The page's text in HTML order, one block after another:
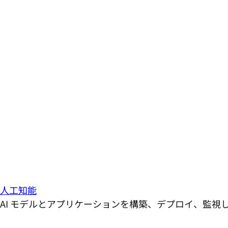
人工知能
AI モデルとアプリケーションを構築、デプロイ、監視